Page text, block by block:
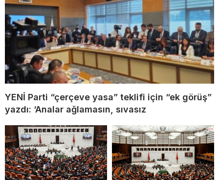
YENİ Parti “çerçeve yasa” teklifi için “ek görüş”
yazdı: ‘Analar ağlamasın, sıvasız